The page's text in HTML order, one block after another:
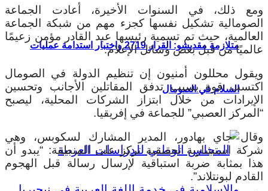
متلازمة مقديشو: القرار 2719 واختبار استدامة عمليات
السلام في الصومال
ومع ذلك، في السنوات الأخيرة، أعادت الجماعة
الصومالية تشكيل نفسها كجزء مهم من شبكة الجماعة
العالمية، حيث تم تسمية رئيسها عبد القادر مؤمن زعيمًا
عالميًا من قبل بعض وسائل الإعلام.
ويقول محللون أمنيون إن تنظيم الدولة في الصومال
اكتسب قوة بسبب تدفق المقاتلين الأجانب وتحسين
الإيرادات من خلال ابتزاز الشركات المحلية، ليصبح
“المركز العصبي” للجماعة في إفريقيا.
وقال جاي بهادور، المدير المشارك لسكوبس، وهي
شركة استشارية تحقيقية تركز على المنطقة: “يبدو أن
هذا بمثابة ضربة استباقية لإرسال رسالة قبل الهجوم
القادم لبونتلاند”.